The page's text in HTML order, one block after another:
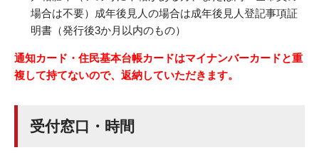
場合は不要）成年後見人の場合は成年後見人登記事項証
明書（発行後3か月以内のもの）
通知カード・住民基本台帳カードはマイナンバーカードと重
複して持てないので、返納していただきます。
受付窓口・時間